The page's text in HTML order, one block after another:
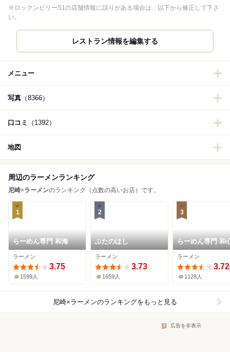
※ロックンビリーS1の店舗情報に誤りがある場合は、以下から修正して下さ
い。
レストラン情報を編集する
メニュー
写真 （8366）
口コミ （1392）
地図
周辺のラーメンランキング
尼崎×ラーメンのランキング（点数の高いお店）です。
1
らーめん専門 和海
ラーメン
3.75
1599人
2
ぶたのほし
ラーメン
3.73
1659人
3
らーめん専門 和
庫之荘店
ラーメン
3.72
1128人
尼崎×ラーメンのランキングをもっと見る
広告を非表示